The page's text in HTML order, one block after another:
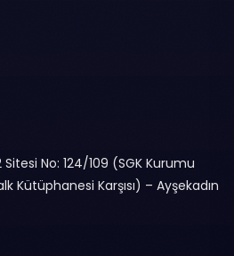
No: 124/109 (SGK Kurumu
Kütüphanesi Karşısı) – Ayşekadın